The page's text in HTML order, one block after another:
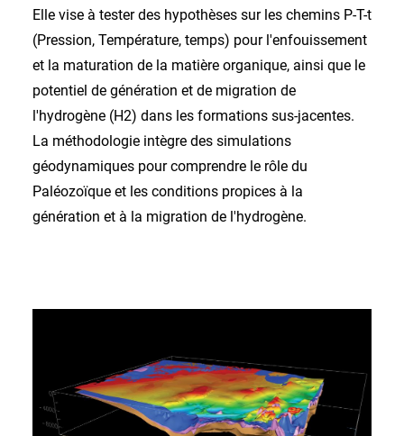
Elle vise à tester des hypothèses sur les chemins P-T-t
(Pression, Température, temps) pour l'enfouissement
et la maturation de la matière organique, ainsi que le
potentiel de génération et de migration de
l'hydrogène (H2) dans les formations sus-jacentes.
La méthodologie intègre des simulations
géodynamiques pour comprendre le rôle du
Paléozoïque et les conditions propices à la
génération et à la migration de l'hydrogène.